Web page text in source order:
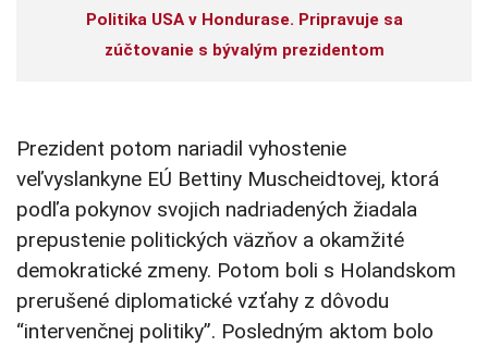
Politika USA v Hondurase. Pripravuje sa
zúčtovanie s bývalým prezidentom
Prezident potom nariadil vyhostenie
veľvyslankyne EÚ Bettiny Muscheidtovej, ktorá
podľa pokynov svojich nadriadených žiadala
prepustenie politických väzňov a okamžité
demokratické zmeny. Potom boli s Holandskom
prerušené diplomatické vzťahy z dôvodu
“intervenčnej politiky”. Posledným aktom bolo